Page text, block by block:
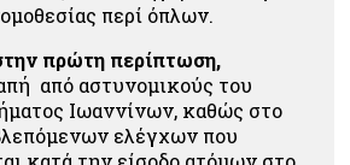
περί όπλων.
πρώτη περίπτωση,
από αστυνομικούς του
Ιωαννίνων, καθώς στο
ελέγχων που